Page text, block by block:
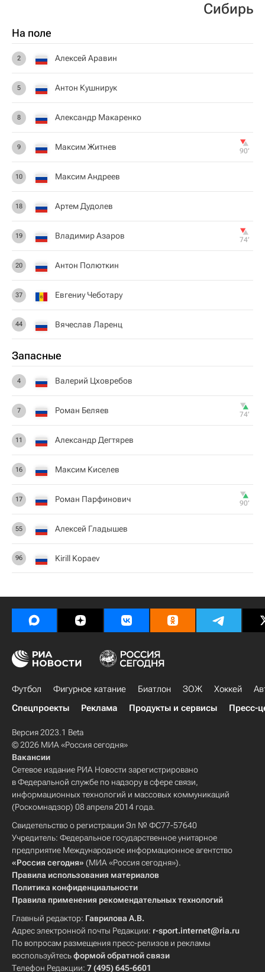
Сибирь
На поле
2 Алексей Аравин
5 Антон Кушнирук
8 Александр Макаренко
9 Максим Житнев 90‎’‎
10 Максим Андреев
18 Артем Дудолев
19 Владимир Азаров 74‎’‎
20 Антон Полюткин
37 Евгениу Чеботару
44 Вячеслав Ларенц
Запасные
4 Валерий Цховребов
7 Роман Беляев 74‎’‎
11 Александр Дегтярев
16 Максим Киселев
17 Роман Парфинович 90‎’‎
55 Алексей Гладышев
96 Kirill Kopaev
Футбол Фигурное катание Биатлон ЗОЖ Хоккей
Спецпроекты
Реклама Продукты и сервисы Пресс-
Версия 2023.1 Beta
© 2026 МИА «Россия сегодня»
Вакансии
Сетевое издание РИА Новости зарегистрировано
в Федеральной службе по надзору в сфере связи,
информационных технологий и массовых коммуникаций
(Роскомнадзор) 08 апреля 2014 года.
Свидетельство о регистрации Эл № ФС77-57640
Учредитель: Федеральное государственное унитарное
предприятие Международное информационное агентство
«Россия сегодня» (МИА «Россия сегодня»).
Правила использования материалов
Политика конфиденциальности
Правила применения рекомендательных технологий
Главный редактор: Гаврилова А.В.
Адрес электронной почты Редакции: r-sport.internet@ria.ru
По вопросам размещения пресс-релизов и рекламы
воспользуйтесьформой обратной связи
Телефон Редакции: 7 (495) 645-6601